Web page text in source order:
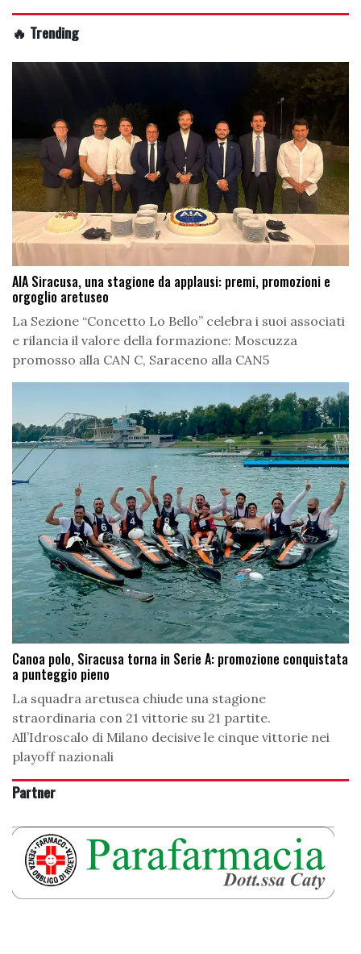
🔥 Trending
AIA Siracusa, una stagione da applausi: premi, promozioni e
orgoglio aretuseo
La Sezione “Concetto Lo Bello” celebra i suoi associati
e rilancia il valore della formazione: Moscuzza
promosso alla CAN C, Saraceno alla CAN5
Canoa polo, Siracusa torna in Serie A: promozione conquistata
a punteggio pieno
La squadra aretusea chiude una stagione
straordinaria con 21 vittorie su 21 partite.
All’Idroscalo di Milano decisive le cinque vittorie nei
playoff nazionali
Partner